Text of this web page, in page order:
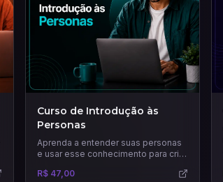
Curso de Introdução às
Personas
Aprenda a entender suas personas
e usar esse conhecimento para criar
precisas e eficazes.
R$ 47,00